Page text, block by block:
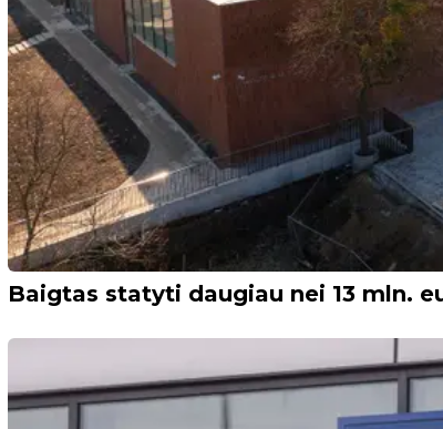
Baigtas statyti daugiau nei 13 mln.